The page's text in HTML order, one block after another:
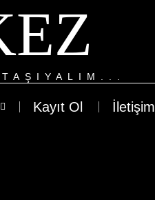
Kayıt Ol İletişim